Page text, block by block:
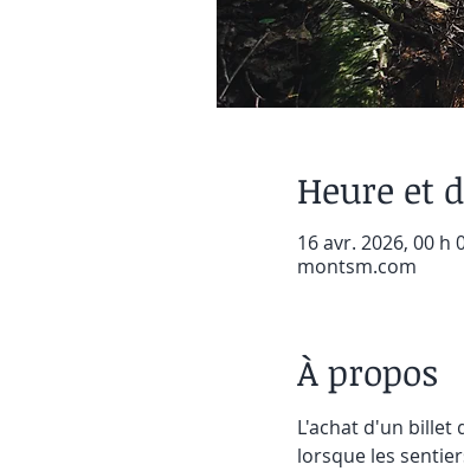
Heure et
16 avr. 2026, 00 h
montsm.com
À propos
L'achat d'un billet
lorsque les